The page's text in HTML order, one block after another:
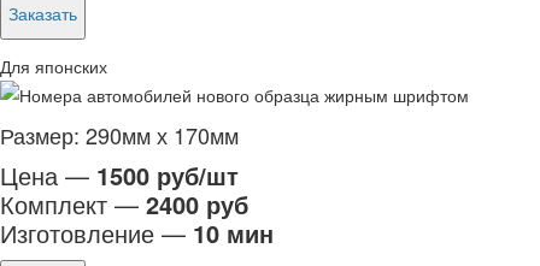
Заказать
Для японских
Размер: 290мм х 170мм
Цена — 1500 руб/шт
Комплект — 2400 руб
Изготовление — 10 мин